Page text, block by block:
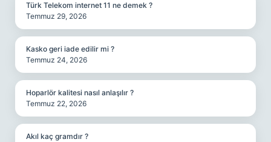
Türk Telekom internet 11 ne demek ?
Temmuz 29, 2026
Kasko geri iade edilir mi ?
Temmuz 24, 2026
Hoparlör kalitesi nasıl anlaşılır ?
Temmuz 22, 2026
Akıl kaç gramdır ?